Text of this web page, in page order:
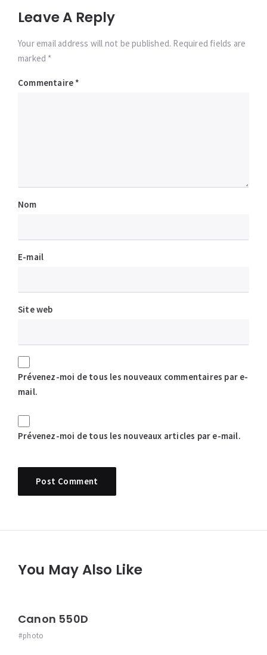
Leave A Reply
Your email address will not be published. Required fields are
marked *
Commentaire *
Nom
E-mail
Site web
Prévenez-moi de tous les nouveaux commentaires par e-
mail.
Prévenez-moi de tous les nouveaux articles par e-mail.
You May Also Like
Canon 550D
photo